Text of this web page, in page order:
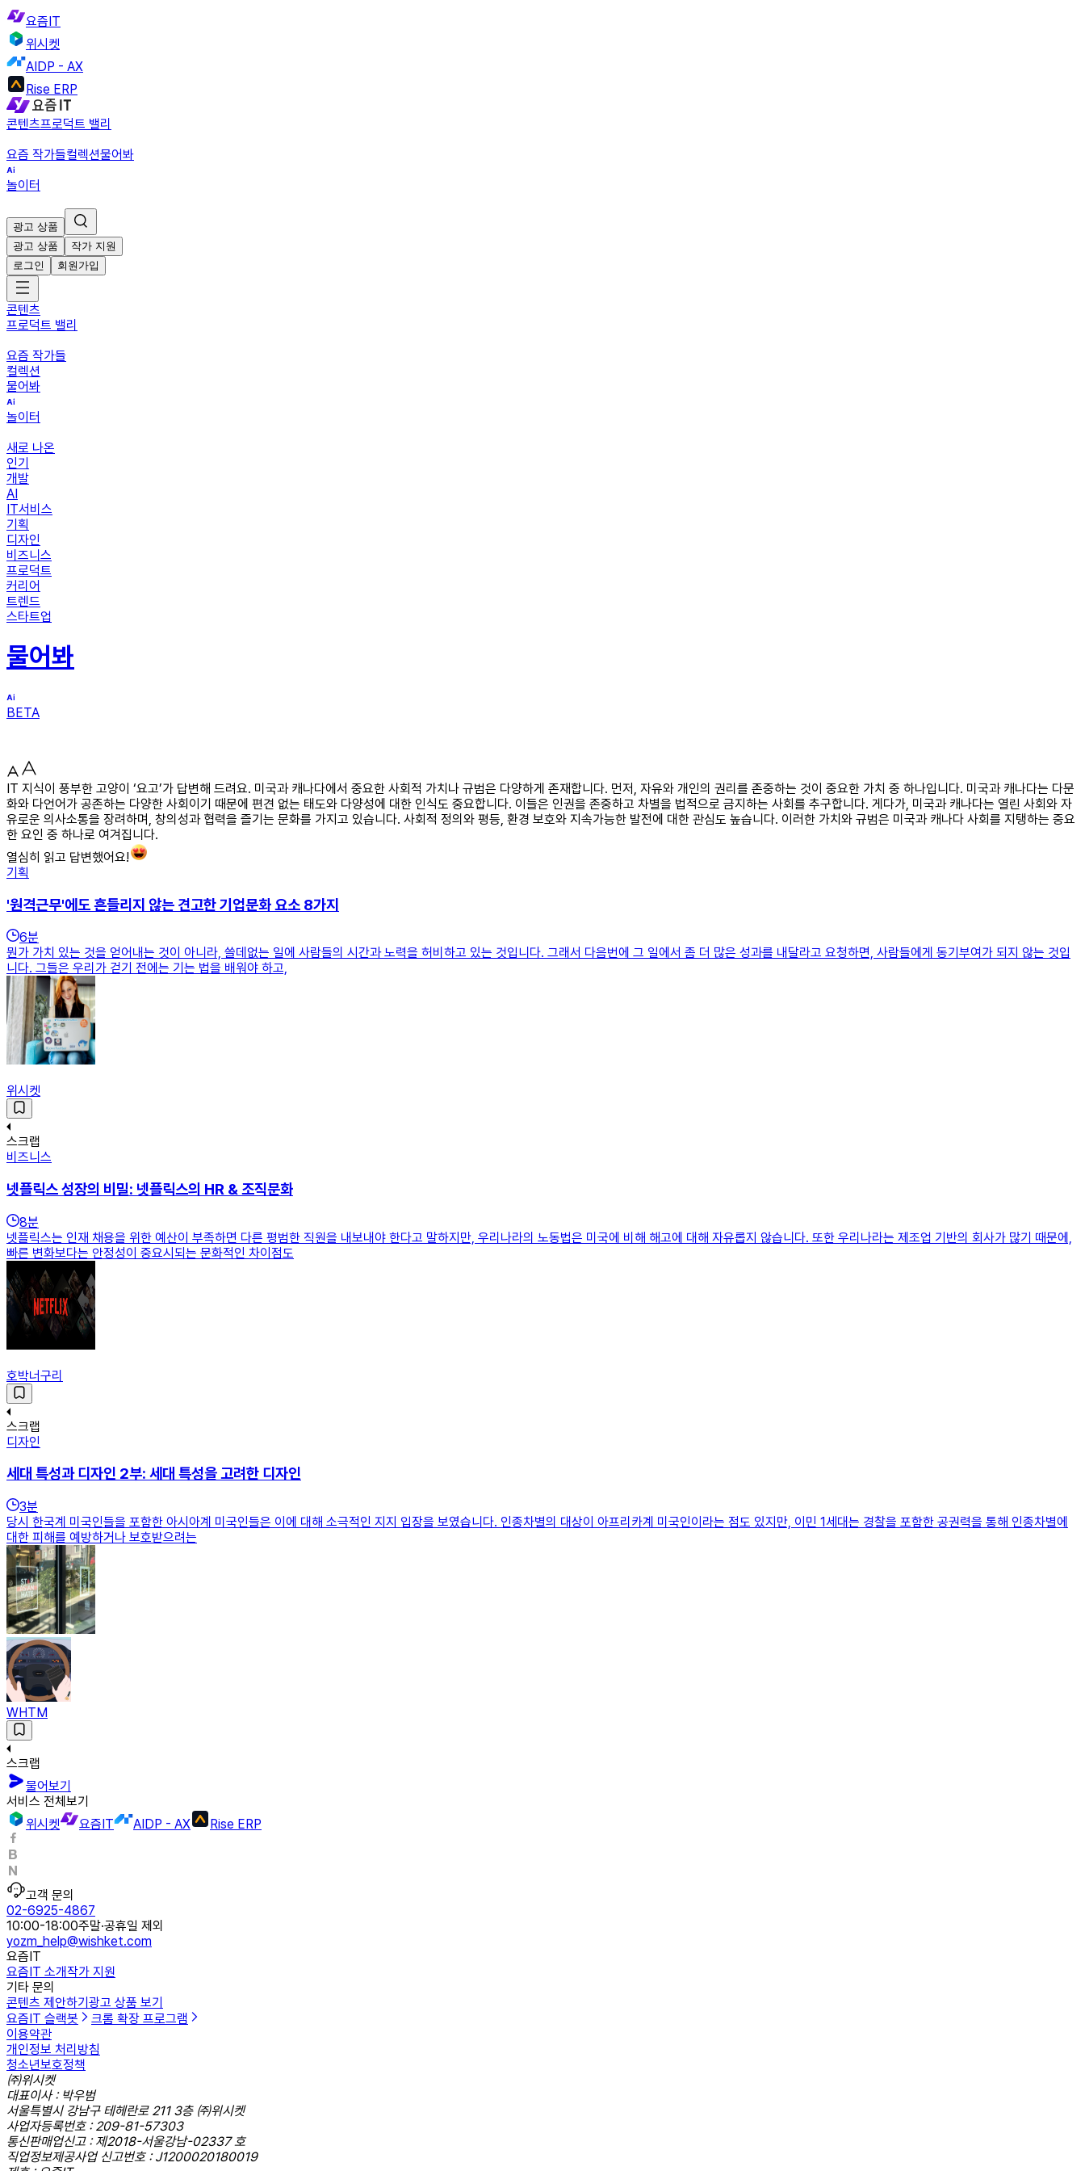
요즘IT
위시켓
AIDP - AX
Rise ERP
콘텐츠프로덕트 밸리
요즘 작가들컬렉션물어봐
놀이터
광고 상품
광고 상품
작가 지원
로그인
회원가입
콘텐츠
프로덕트 밸리
요즘 작가들
컬렉션
물어봐
놀이터
새로 나온
인기
개발
AI
IT서비스
기획
디자인
비즈니스
프로덕트
커리어
트렌드
스타트업
물어봐
BETA
IT 지식이 풍부한 고양이 ‘요고’가 답변해 드려요. 미국과 캐나다에서 중요한 사회적 가치나 규범은 다양하게 존재합니다. 먼저, 자유와 개인의 권리를 존중하는 것이 중요한 가치 중 하나입니다. 미국과 캐나다는 다문
화와 다언어가 공존하는 다양한 사회이기 때문에 편견 없는 태도와 다양성에 대한 인식도 중요합니다. 이들은 인권을 존중하고 차별을 법적으로 금지하는 사회를 추구합니다. 게다가, 미국과 캐나다는 열린 사회와 자
유로운 의사소통을 장려하며, 창의성과 협력을 즐기는 문화를 가지고 있습니다. 사회적 정의와 평등, 환경 보호와 지속가능한 발전에 대한 관심도 높습니다. 이러한 가치와 규범은 미국과 캐나다 사회를 지탱하는 중요
한 요인 중 하나로 여겨집니다.
열심히 읽고 답변했어요!
기획
'원격근무'에도 흔들리지 않는 견고한 기업문화 요소 8가지
6분
뭔가 가치 있는 것을 얻어내는 것이 아니라, 쓸데없는 일에 사람들의 시간과 노력을 허비하고 있는 것입니다. 그래서 다음번에 그 일에서 좀 더 많은 성과를 내달라고 요청하면, 사람들에게 동기부여가 되지 않는 것입
니다. 그들은 우리가 걷기 전에는 기는 법을 배워야 하고,
위시켓
스크랩
비즈니스
넷플릭스 성장의 비밀: 넷플릭스의 HR & 조직문화
8분
넷플릭스는 인재 채용을 위한 예산이 부족하면 다른 평범한 직원을 내보내야 한다고 말하지만, 우리나라의 노동법은 미국에 비해 해고에 대해 자유롭지 않습니다. 또한 우리나라는 제조업 기반의 회사가 많기 때문에,
빠른 변화보다는 안정성이 중요시되는 문화적인 차이점도
호박너구리
스크랩
디자인
세대 특성과 디자인 2부: 세대 특성을 고려한 디자인
3분
당시 한국계 미국인들을 포함한 아시아계 미국인들은 이에 대해 소극적인 지지 입장을 보였습니다. 인종차별의 대상이 아프리카계 미국인이라는 점도 있지만, 이민 1세대는 경찰을 포함한 공권력을 통해 인종차별에
대한 피해를 예방하거나 보호받으려는
WHTM
스크랩
물어보기
서비스 전체보기
위시켓
요즘IT AIDP - AX Rise ERP
고객 문의
02-6925-4867
10:00-18:00주말·공휴일 제외
yozm_help@wishket.com
요즘IT
요즘IT 소개작가 지원
기타 문의
콘텐츠 제안하기 광고 상품 보기
요즘IT 슬랙봇
크롬 확장 프로그램
이용약관
개인정보 처리방침
청소년보호정책
㈜위시켓
대표이사 : 박우범
서울특별시 강남구 테헤란로 211 3층 ㈜위시켓
사업자등록번호 : 209-81-57303
통신판매업신고 : 제2018-서울강남-02337 호
직업정보제공사업 신고번호 : J1200020180019